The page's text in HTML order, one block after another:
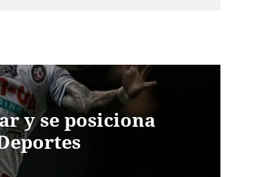
y se posiciona